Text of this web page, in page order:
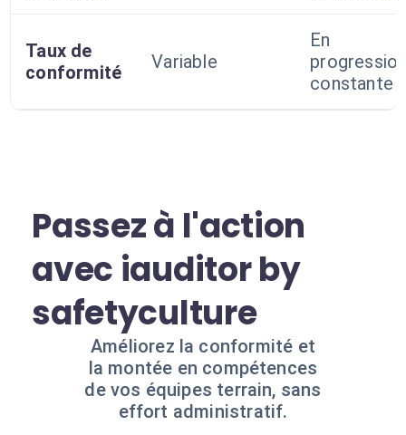
Taux de
conformité
Variable
En
constante
Passez à l'action
avec iauditor by
safetyculture
Améliorez la conformité et
la montée en compétences
de vos équipes terrain, sans
effort administratif.